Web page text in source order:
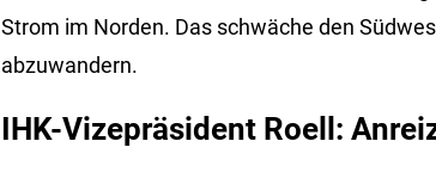
Strom im Norden. Das schwäche den
abzuwandern.
IHK-Vizepräsident Roell: